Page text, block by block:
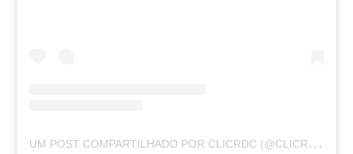
U
M POST COMPARTILHADO POR CLICRDC (@CLICRDC)